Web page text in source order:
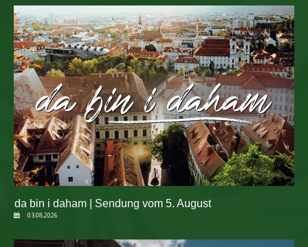
da bin i daham | Sendung vom 5. August
03.08.2026